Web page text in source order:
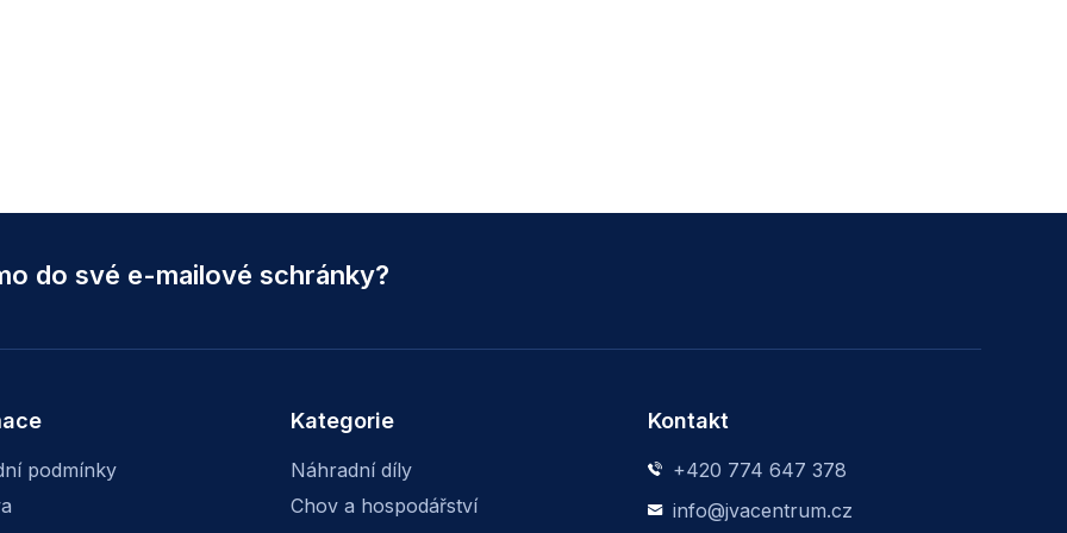
do své e-mailové schránky?
podmínky
Kategorie
Náhradní díly
Chov a hospodářství
Kontakt
+420 774 647 378
info@jvacentrum.cz